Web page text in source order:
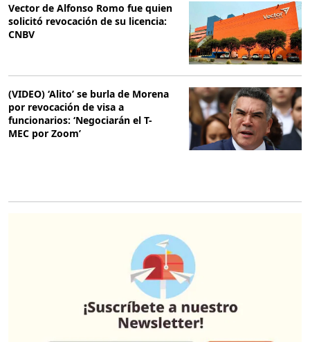
Vector de Alfonso Romo fue quien
solicitó revocación de su licencia:
CNBV
(VIDEO) ‘Alito’ se burla de Morena
por revocación de visa a
funcionarios: ‘Negociarán el T-
MEC por Zoom’